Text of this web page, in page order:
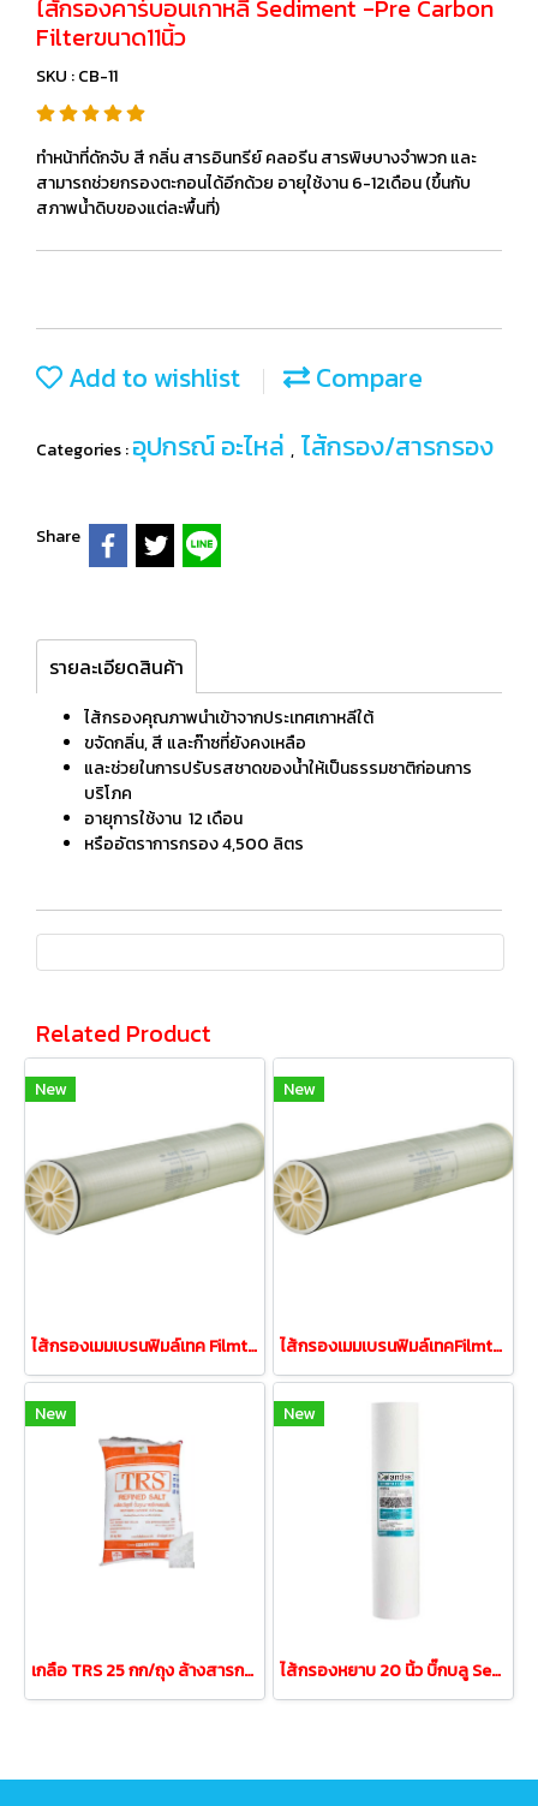
ไส้กรองคาร์บอนเกาหลี Sediment -Pre Carbon
Filterขนาด11นิ้ว
SKU : CB-11
ทำหน้าที่ดักจับ สี กลิ่น สารอินทรีย์ คลอรีน สารพิษบางจำพวก และ
สามารถช่วยกรองตะกอนได้อีกด้วย อายุใช้งาน 6-12เดือน (ขึ้นกับ
สภาพน้ำดิบของแต่ละพื้นที่)
Add to wishlist Compare
Categories :อุปกรณ์ อะไหล่ , ไส้กรอง/สารกรอง
Share
รายละเอียดสินค้า
ไส้กรองคุณภาพนำเข้าจากประเทศเกาหลีใต้
ขจัดกลิ่น, สี และก๊าซที่ยังคงเหลือ
และช่วยในการปรับรสชาดของน้ำให้เป็นธรรมชาติก่อนการ
บริโภค
อายุการใช้งาน 12 เดือน
หรืออัตราการกรอง 4,500 ลิตร
Related Product
New
ไส้กรองเมมเบรนฟิมล์เทค Filmtec BW30-400 (คุณภาพสูง)
New
ไส้กรองเมมเบรนฟิมล์เทคFilmtec BW30-400iG (คุณภาพสูง)
New
เกลือ TRS 25 กก/ถุง ล้างสารกรองเรซิ่นและสระว่ายน้ำ
New
ไส้กรองหยาบ 20 นิ้ว บิ๊กบลู Sediment Bigblue 5 Micron